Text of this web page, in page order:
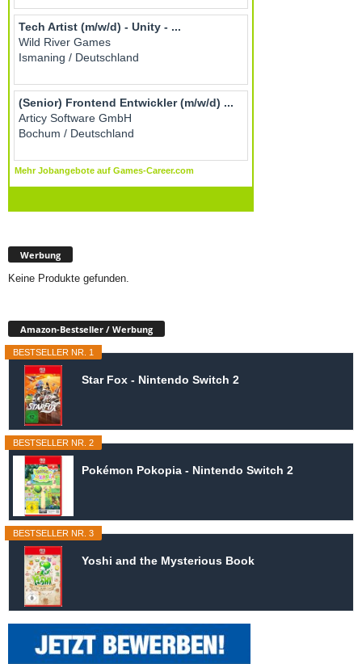
Werbung
Keine Produkte gefunden.
Amazon-Bestseller / Werbung
BESTSELLER NR. 1
Star Fox - Nintendo Switch 2
BESTSELLER NR. 2
Pokémon Pokopia - Nintendo Switch 2
BESTSELLER NR. 3
Yoshi and the Mysterious Book